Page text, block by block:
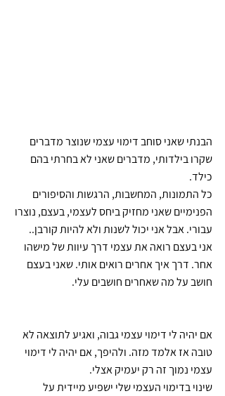
הבנתי שאני סוחב דימוי עצמי שנוצר מדברים
שקרו בילדותי, מדברים שאני לא בחרתי בהם
כילד.
כל התמונות, המחשבות, הרגשות והסיפורים
הפנימיים שאני מחזיק ביחס לעצמי, בעצם, נוצרו
עבורי. אבל אני יכול לשנות ולא להיות קורבן..
אני בעצם רואה את עצמי דרך עיוות של מישהו
אחר. דרך איך אחרים רואים אותי. שאני בעצם
חושב על מה שאחרים חושבים עלי.
אם יהיה לי דימוי עצמי גבוה, ואגיע לתוצאה לא
טובה אז אלמד מזה. ולהיפך, אם יהיה לי דימוי
עצמי נמוך זה רק יעמיק אצלי.
שינוי בדימוי העצמי שלי ישפיע מיידית על